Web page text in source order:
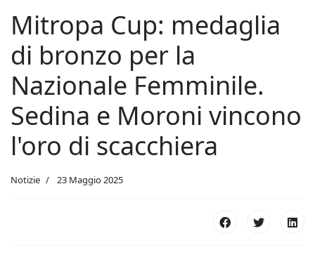
Mitropa Cup: medaglia
di bronzo per la
Nazionale Femminile.
Sedina e Moroni vincono
l'oro di scacchiera
Notizie 23 Maggio 2025